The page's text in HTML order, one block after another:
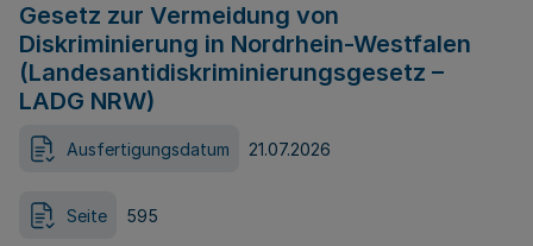
Gesetz zur Vermeidung von
Diskriminierung in Nordrhein-Westfalen
(Landesantidiskriminierungsgesetz –
LADG NRW)
Ausfertigungsdatum 21.07.2026
Seite 595